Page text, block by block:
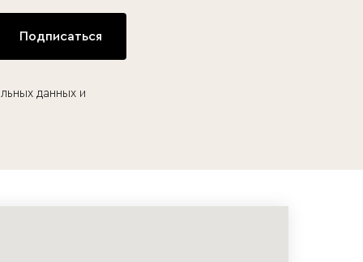
Подписаться
данных и